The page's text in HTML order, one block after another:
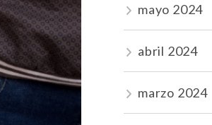
mayo 2024
abril 2024
marzo 2024